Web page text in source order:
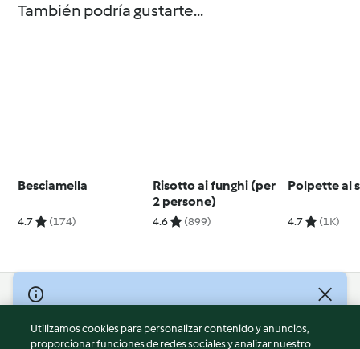
También podría gustarte...
Besciamella
4.7 (174)
Risotto ai funghi (per
2 persone)
4.6 (899)
Polpette al
4.7 (1K)
© Copyright 2026
Términos de uso
Utilizamos cookies para personalizar contenido y anuncios,
proporcionar funciones de redes sociales y analizar nuestro